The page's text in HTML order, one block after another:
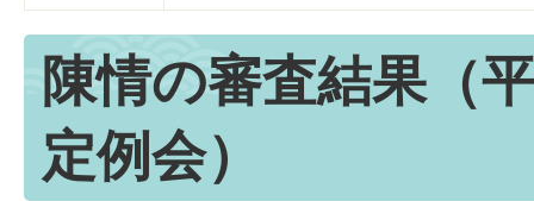
陳情の審査結果（
定例会）